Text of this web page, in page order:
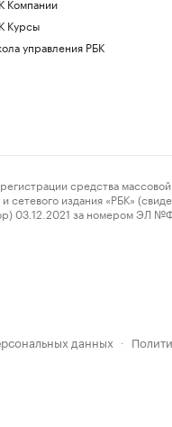
Курсы
управления РБК
средства
издания «РБК»
03.12.2021 за номером ЭЛ
данных ·